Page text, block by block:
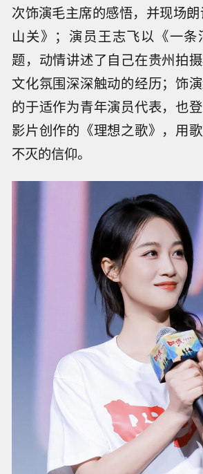
次饰演毛主席的感悟，并现场
山关》；演员王志飞以《一
题，动情讲述了自己在贵州拍
文化氛围深深触动的经历；饰
的于适作为青年演员代表，也
影片创作的《理想之歌》，用
不灭的信仰。